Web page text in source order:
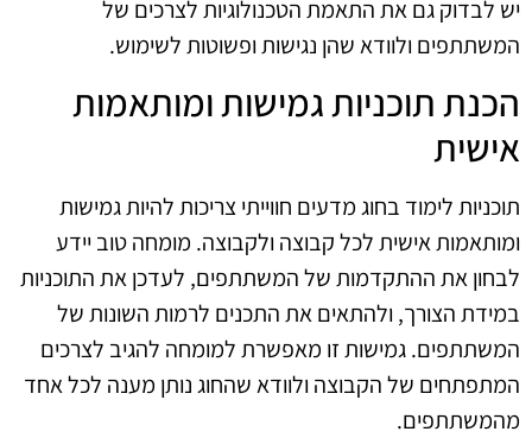
יש לבדוק גם את התאמת הטכנולוגיות לצרכים של
המשתתפים ולוודא שהן נגישות ופשוטות לשימוש.
הכנת תוכניות גמישות ומותאמות
אישית
תוכניות לימוד בחוג מדעים חווייתי צריכות להיות גמישות
ומותאמות אישית לכל קבוצה ולקבוצה. מומחה טוב יידע
לבחון את ההתקדמות של המשתתפים, לעדכן את התוכניות
במידת הצורך, ולהתאים את התכנים לרמות השונות של
המשתתפים. גמישות זו מאפשרת למומחה להגיב לצרכים
המתפתחים של הקבוצה ולוודא שהחוג נותן מענה לכל אחד
מהמשתתפים.